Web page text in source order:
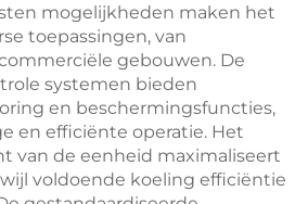
mogelijkheden maken het
toepassingen, van
gebouwen. De
systemen bieden
en beschermingsfuncties,
en efficiënte operatie. Het
van de eenheid maximaliseert
voldoende koeling efficiëntie